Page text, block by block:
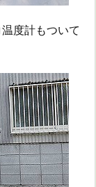
度計もついて